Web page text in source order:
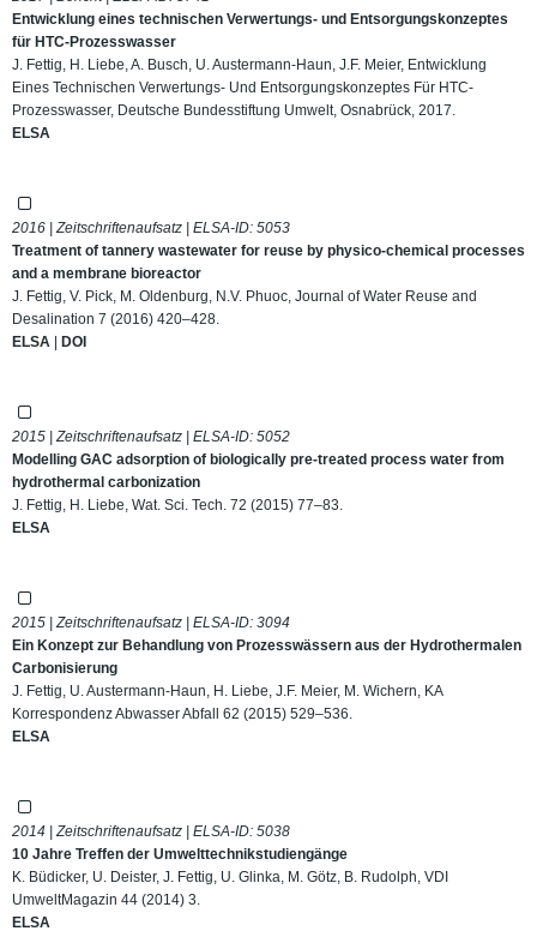
Entwicklung eines technischen Verwertungs- und Entsorgungskonzeptes
für HTC-Prozesswasser
J. Fettig, H. Liebe, A. Busch, U. Austermann-Haun, J.F. Meier, Entwicklung
Eines Technischen Verwertungs- Und Entsorgungskonzeptes Für HTC-
Prozesswasser, Deutsche Bundesstiftung Umwelt, Osnabrück, 2017.
ELSA
2016 | Zeitschriftenaufsatz | ELSA-ID: 5053
Treatment of tannery wastewater for reuse by physico-chemical processes
and a membrane bioreactor
J. Fettig, V. Pick, M. Oldenburg, N.V. Phuoc, Journal of Water Reuse and
Desalination 7 (2016) 420–428.
ELSA | DOI
2015 | Zeitschriftenaufsatz | ELSA-ID: 5052
Modelling GAC adsorption of biologically pre-treated process water from
hydrothermal carbonization
J. Fettig, H. Liebe, Wat. Sci. Tech. 72 (2015) 77–83.
ELSA
2015 | Zeitschriftenaufsatz | ELSA-ID: 3094
Ein Konzept zur Behandlung von Prozesswässern aus der Hydrothermalen
Carbonisierung
J. Fettig, U. Austermann-Haun, H. Liebe, J.F. Meier, M. Wichern, KA
Korrespondenz Abwasser Abfall 62 (2015) 529–536.
ELSA
2014 | Zeitschriftenaufsatz | ELSA-ID: 5038
10 Jahre Treffen der Umwelttechnikstudiengänge
K. Büdicker, U. Deister, J. Fettig, U. Glinka, M. Götz, B. Rudolph, VDI
UmweltMagazin 44 (2014) 3.
ELSA